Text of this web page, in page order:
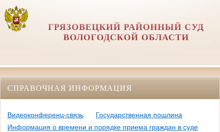
ГРЯЗОВЕЦКИЙ РАЙОННЫЙ СУД
ВОЛОГОДСКОЙ ОБЛАСТИ
СПРАВОЧНАЯ ИНФОРМАЦИЯ
Видеоконференц-связь
Государственная пошлина
Информация о времени и порядке приема граждан в суде